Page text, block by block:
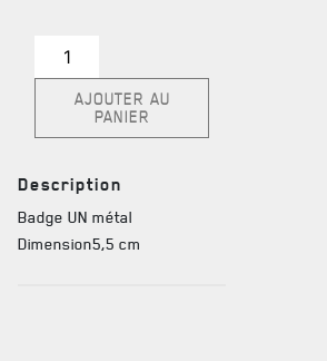
ANCIENS COMMANDANTS ET SERGENTS-MAJORS
TABLEAU DES ADJUDANTS-CHEFS EN POSTE
quantité
de
BadgeAJOUTER AU
PANIER
Description
Badge UN métal
Dimension5,5 cm